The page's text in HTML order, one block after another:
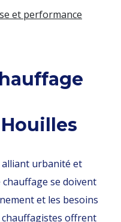
et performance
alliant urbanité et
se doivent
et les besoins
chauffagistes offrent